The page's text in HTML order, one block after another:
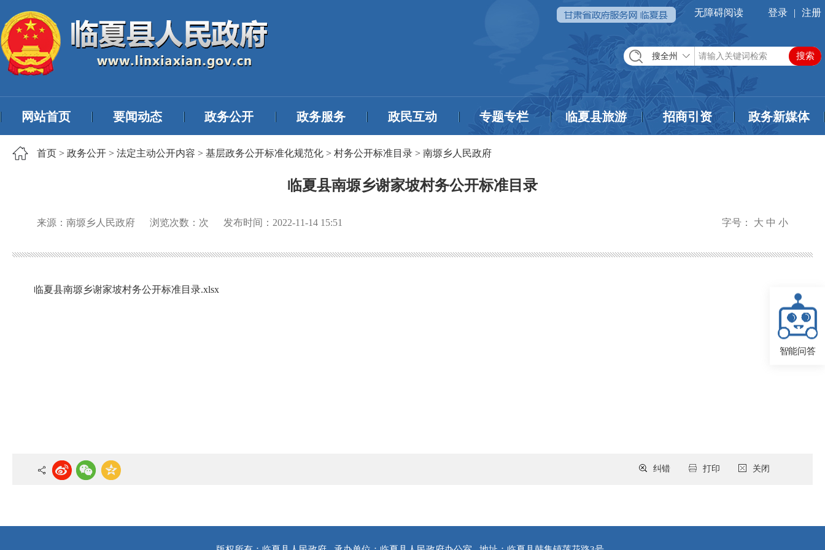
无障碍阅读 登录 | 注册
搜全州
网站首页 要闻动态 政务公开 政务服务 政民互动 专题专栏 临夏县旅游 招商引资 政务新媒体
首页 > 政务公开 > 法定主动公开内容 > 基层政务公开标准化规范化 > 村务公开标准目录 > 南塬乡人民政府
临夏县南塬乡谢家坡村务公开标准目录
来源：南塬乡人民政府 浏览次数： 次 发布时间： 2022-11-14 15:51 字号： 大 中 小
临夏县南塬乡谢家坡村务公开标准目录.xlsx
关闭
打印
纠错
智能问答